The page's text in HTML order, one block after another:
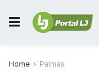
Home Palmas